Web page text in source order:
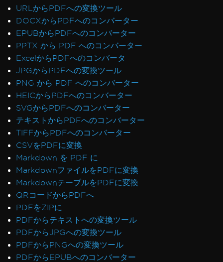
Azure Blob Storage
Blazorサーバー / WebAssembly (WASM)
デジタル署名
ヘッダー/フッターと改ページ
国際言語とCMJK
IronPDF と IIS
Kerberos
AWS Lambdaで文字フォントの破損
メタデータの可視性
ネットワークプリンタからの印刷
MemoryStreamを使用して画像にラスター化
ビューを文字列にレンダリング
System.Drawing.Commonの代替 (.NET 7 & 非
Windows)
テーブルヘッダー
ReadyToRunコンパイルの使用
IronPdf.Slim v2025.5.6 配置例外
ClickOnceのバージョン非互換
.NET FrameworkがPrefer32Bitでクラッシュ
PDF/UAが灰色の背景をレンダリング
絵文字がレンダリングされない
URLからPDFへの変換ツール
DOCXからPDFへのコンバーター
EPUBからPDFへのコンバーター
PPTX から PDF へのコンバーター
ExcelからPDFへのコンバータ
JPGからPDFへの変換ツール
PNG から PDF へのコンバーター
HEICからPDFへのコンバーター
SVGからPDFへのコンバーター
テキストからPDFへのコンバーター
TIFFからPDFへのコンバーター
CSVをPDFに変換
Markdown を PDF に
MarkdownファイルをPDFに変換
MarkdownテーブルをPDFに変換
QRコードからPDFへ
PDFをZIPに
PDFからテキストへの変換ツール
PDFからJPGへの変換ツール
PDFからPNGへの変換ツール
PDFからEPUBへのコンバーター